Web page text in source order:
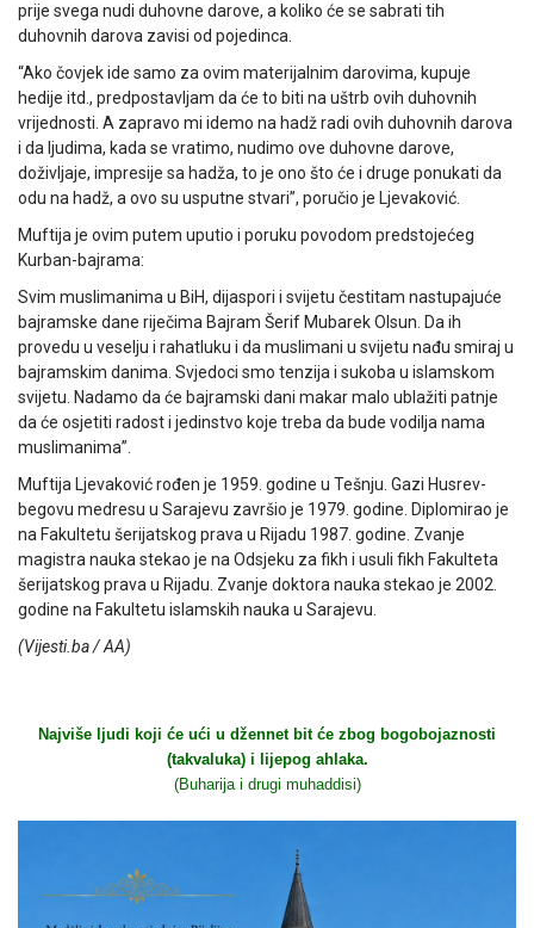
prije svega nudi duhovne darove, a koliko će se sabrati tih
duhovnih darova zavisi od pojedinca.
“Ako čovjek ide samo za ovim materijalnim darovima, kupuje
hedije itd., predpostavljam da će to biti na uštrb ovih duhovnih
vrijednosti. A zapravo mi idemo na hadž radi ovih duhovnih darova
i da ljudima, kada se vratimo, nudimo ove duhovne darove,
doživljaje, impresije sa hadža, to je ono što će i druge ponukati da
odu na hadž, a ovo su usputne stvari”, poručio je Ljevaković.
Muftija je ovim putem uputio i poruku povodom predstojećeg
Kurban-bajrama:
Svim muslimanima u BiH, dijaspori i svijetu čestitam nastupajuće
bajramske dane riječima Bajram Šerif Mubarek Olsun. Da ih
provedu u veselju i rahatluku i da muslimani u svijetu nađu smiraj u
bajramskim danima. Svjedoci smo tenzija i sukoba u islamskom
svijetu. Nadamo da će bajramski dani makar malo ublažiti patnje
da će osjetiti radost i jedinstvo koje treba da bude vodilja nama
muslimanima”.
Muftija Ljevaković rođen je 1959. godine u Tešnju. Gazi Husrev-
begovu medresu u Sarajevu završio je 1979. godine. Diplomirao je
na Fakultetu šerijatskog prava u Rijadu 1987. godine. Zvanje
magistra nauka stekao je na Odsjeku za fikh i usuli fikh Fakulteta
šerijatskog prava u Rijadu. Zvanje doktora nauka stekao je 2002.
godine na Fakultetu islamskih nauka u Sarajevu.
(Vijesti.ba / AA)
Najviše ljudi koji će ući u džennet bit će zbog bogobojaznosti
(takvaluka) i lijepog ahlaka.
(Buharija i drugi muhaddisi)